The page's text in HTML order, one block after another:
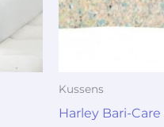
Kussens
Harley Bari-